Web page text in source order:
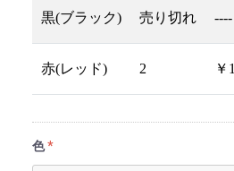
黒(ブラック) 売り切れ ----
赤(レッド) 2 ￥
色